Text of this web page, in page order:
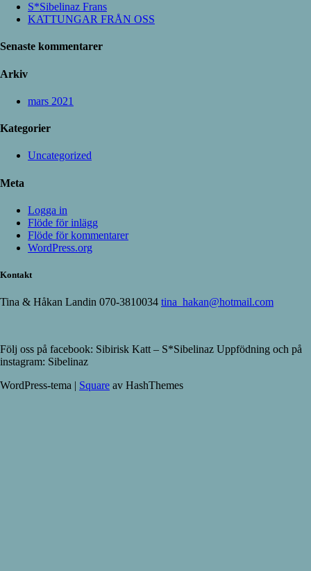
S*Sibelinaz Frans
KATTUNGAR FRÅN OSS
Senaste kommentarer
Arkiv
mars 2021
Kategorier
Uncategorized
Meta
Logga in
Flöde för inlägg
Flöde för kommentarer
WordPress.org
Kontakt
Tina & Håkan Landin 070-3810034 tina_hakan@hotmail.com
Följ oss på facebook: Sibirisk Katt – S*Sibelinaz Uppfödning och på
instagram: Sibelinaz
WordPress-tema | Square av HashThemes